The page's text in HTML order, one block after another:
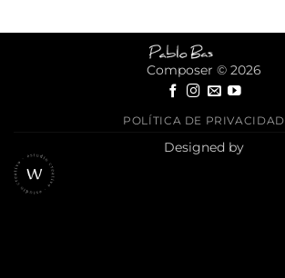
Composer © 2026
POLÍTICA DE PRIVACIDAD
Designed by